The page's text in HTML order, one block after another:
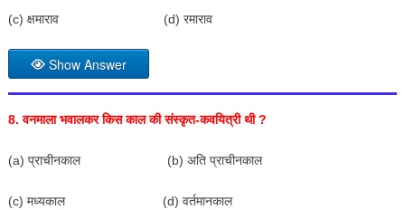
(c) क्षमाराव (d) रमाराव
Show Answer
8.वनमाला भवालकर किस काल की संस्कृत-कवयित्री थी?
(a) प्राचीनकाल (b) अति प्राचीनकाल
(c) मध्यकाल (d) वर्तमानकाल